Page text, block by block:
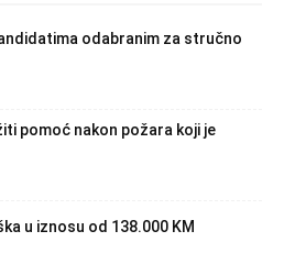
odabranim za stručno
pomoć nakon požara koji je
u iznosu od 138.000 KM